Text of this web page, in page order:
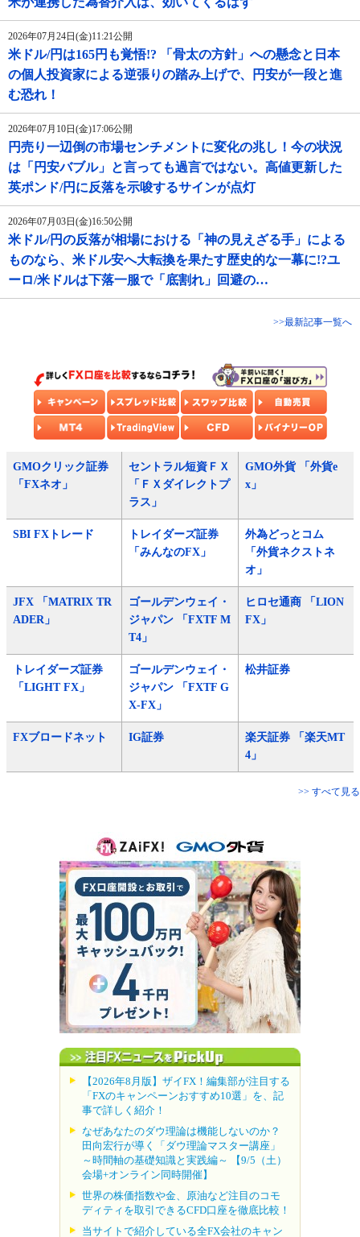
2026年07月24日(金)11:21公開
米ドル/円は165円も覚悟!? 「骨太の方針」への懸念と日本
の個人投資家による逆張りの踏み上げで、円安が一段と進
む恐れ！
2026年07月10日(金)17:06公開
円売り一辺倒の市場センチメントに変化の兆し！今の状況
は「円安バブル」と言っても過言ではない。高値更新した
英ポンド/円に反落を示唆するサインが点灯
2026年07月03日(金)16:50公開
米ドル/円の反落が相場における「神の見えざる手」による
ものなら、米ドル安へ大転換を果たす歴史的な一幕に!?ユ
ーロ/米ドルは下落一服で「底割れ」回避の…
>>最新記事一覧へ
GMOクリック証券
「FXネオ」
セントラル短資ＦＸ
「ＦＸダイレクトプ
ラス」
GMO外貨 「外貨e
x」
SBI FXトレード
トレイダーズ証券
「みんなのFX」
外為どっとコム
「外貨ネクストネ
オ」
JFX 「MATRIX TR
ADER」
ゴールデンウェイ・
ジャパン 「FXTF M
T4」
ヒロセ通商 「LION
FX」
トレイダーズ証券
「LIGHT FX」
ゴールデンウェイ・
ジャパン 「FXTF G
X-FX」
松井証券
FXブロードネット IG証券
楽天証券 「楽天MT
4」
>> すべて見る
【2026年8月版】ザイFX！編集部が注目する
「FXのキャンペーンおすすめ10選」を、記
事で詳しく紹介！
なぜあなたのダウ理論は機能しないのか？
田向宏行が導く「ダウ理論マスター講座」
～時間軸の基礎知識と実践編～ 【9/5（土）
会場+オンライン同時開催】
世界の株価指数や金、原油など注目のコモ
ディティを取引できるCFD口座を徹底比較！
当サイトで紹介している全FX会社のキャン